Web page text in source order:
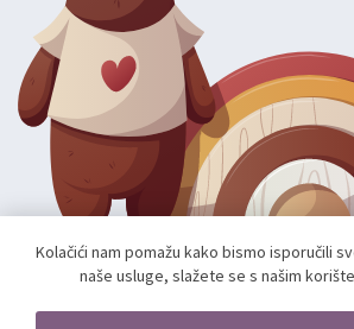
Kolačići nam pomažu kako bismo isporučili
naše usluge, slažete se s našim